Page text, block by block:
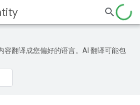
容翻译成您偏好的语言。AI 翻译可能包